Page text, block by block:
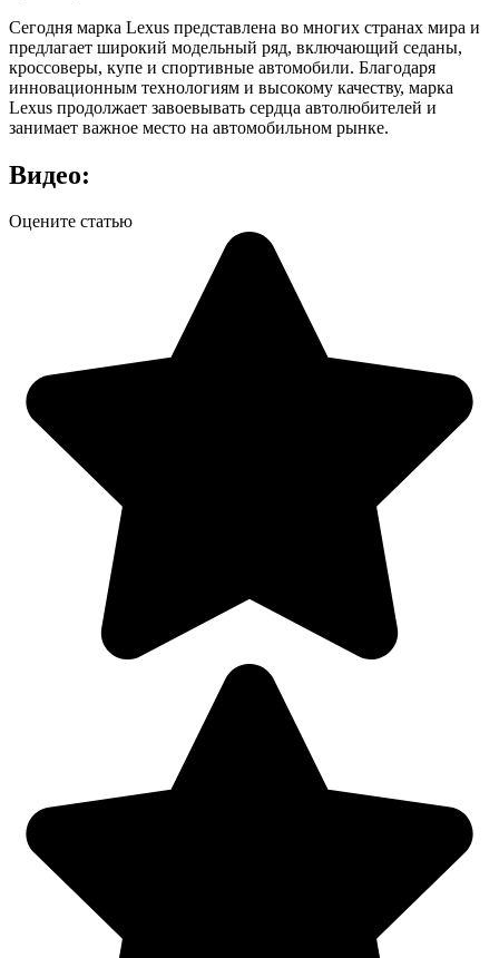
Сегодня марка Lexus представлена во многих странах мира и
предлагает широкий модельный ряд, включающий седаны,
кроссоверы, купе и спортивные автомобили. Благодаря
инновационным технологиям и высокому качеству, марка
Lexus продолжает завоевывать сердца автолюбителей и
занимает важное место на автомобильном рынке.
Видео:
Оцените статью